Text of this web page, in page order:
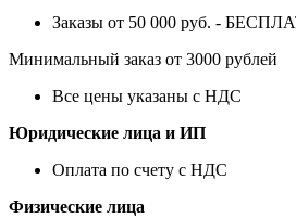
Заказы от 50 000 руб. -
Минимальный заказ от 3000 рублей
Все цены указаны с НДС
Юридические лица и ИП
Оплата по счету с НДС
Физические лица